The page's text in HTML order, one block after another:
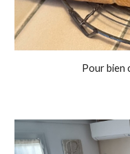
Pour bien